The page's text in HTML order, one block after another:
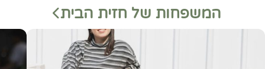
המשפחות של חזית הבית